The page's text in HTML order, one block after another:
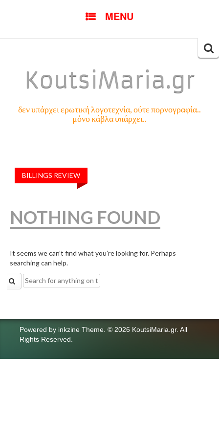
MENU
KoutsiMaria.gr
δεν υπάρχει ερωτική λογοτεχνία, ούτε πορνογραφία..
μόνο κάβλα υπάρχει..
BILLINGS REVIEW
NOTHING FOUND
It seems we can’t find what you’re looking for. Perhaps
searching can help.
Search
for:
Powered by inkzine Theme © 2026 KoutsiMaria.gr. All
Rights Reserved.